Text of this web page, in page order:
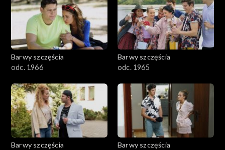
Barwy szczęścia
odc. 1966
Barwy szczęścia
odc. 1965
Barwy szczęścia
Barwy szczęścia